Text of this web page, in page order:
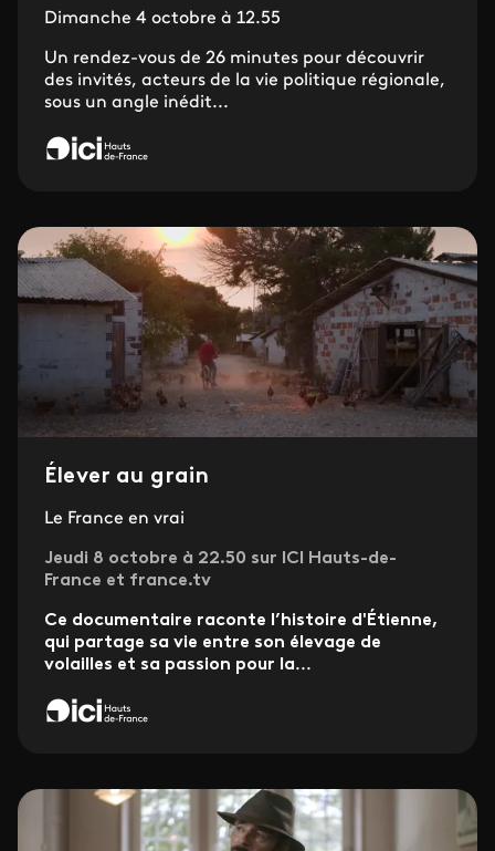
Dimanche 4 octobre à 12.55
Un rendez-vous de 26 minutes pour découvrir
des invités, acteurs de la vie politique régionale,
sous un angle inédit...
Élever au grain
Le France en vrai
Jeudi 8 octobre à 22.50 sur ICI Hauts-de-
France et france.tv
Ce documentaire raconte l’histoire d'Étienne,
qui partage sa vie entre son élevage de
volailles et sa passion pour la...